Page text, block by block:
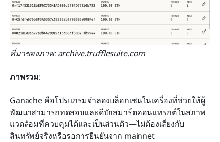
ที่มาของภาพ: archive.trufflesuite.com
ภาพรวม:
Ganache คือโปรแกรมจำลองบล็อกเชนในเครื่องที่ช่วยให้ผู้
พัฒนาสามารถทดสอบและดีบักสมาร์ตคอนแทรกต์ในสภาพ
แวดล้อมที่ควบคุมได้และเป็นส่วนตัว—ไม่ต้องเสี่ยงกับ
สินทรัพย์จริงหรือรอการยืนยันจาก mainnet